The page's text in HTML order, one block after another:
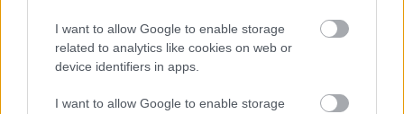
I want to allow Google to enable storage
related to analytics like cookies on web or
device identifiers in apps.
I want to allow Google to enable storage